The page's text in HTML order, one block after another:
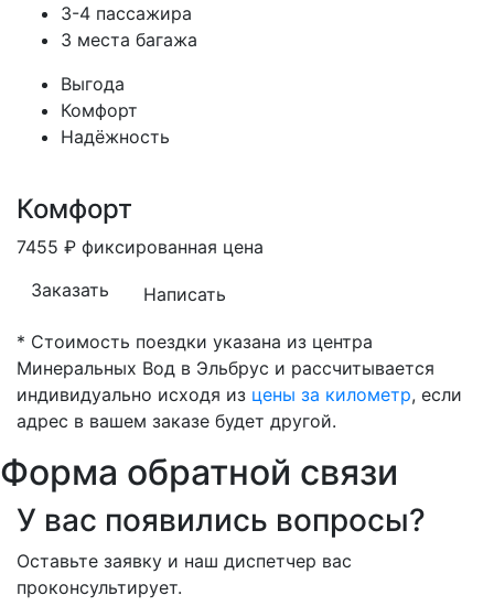
3-4 пассажира
3 места багажа
Выгода
Комфорт
Надёжность
Комфорт
7455 ₽ фиксированная цена
Заказать
Написать
* Стоимость поездки указана из центра
Минеральных Вод в Эльбрус и рассчитывается
индивидуально исходя из цены за километр, если
адрес в вашем заказе будет другой.
Форма обратной связи
У вас появились вопросы?
Оставьте заявку и наш диспетчер вас
проконсультирует.